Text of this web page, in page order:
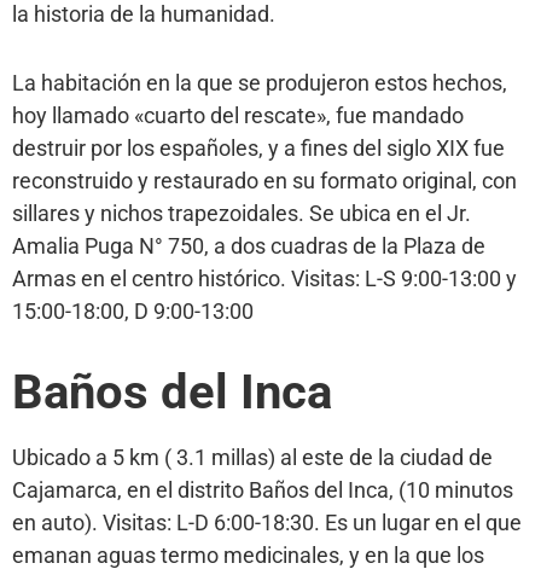
la historia de la humanidad.
La habitación en la que se produjeron estos hechos,
hoy llamado «cuarto del rescate», fue mandado
destruir por los españoles, y a fines del siglo XIX fue
reconstruido y restaurado en su formato original, con
sillares y nichos trapezoidales. Se ubica en el Jr.
Amalia Puga N° 750, a dos cuadras de la Plaza de
Armas en el centro histórico. Visitas: L-S 9:00-13:00 y
15:00-18:00, D 9:00-13:00
Baños del Inca
Ubicado a 5 km ( 3.1 millas) al este de la ciudad de
Cajamarca, en el distrito Baños del Inca, (10 minutos
en auto). Visitas: L-D 6:00-18:30. Es un lugar en el que
emanan aguas termo medicinales, y en la que los